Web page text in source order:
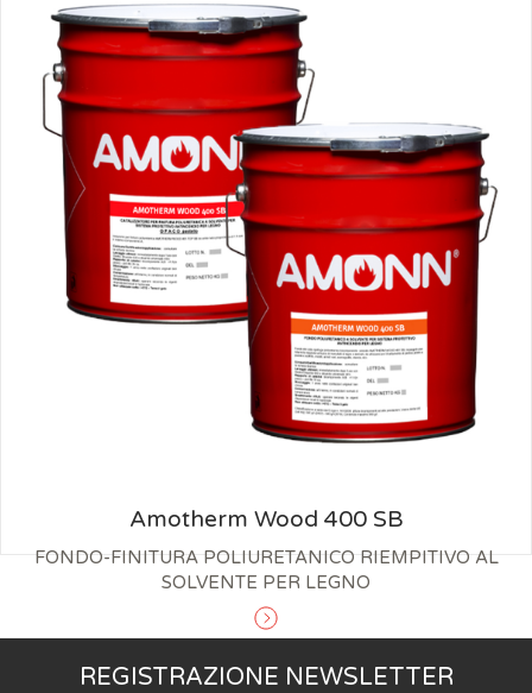
Amotherm Wood 400 SB
FONDO-FINITURA POLIURETANICO RIEMPITIVO AL
SOLVENTE PER LEGNO
REGISTRAZIONE NEWSLETTER